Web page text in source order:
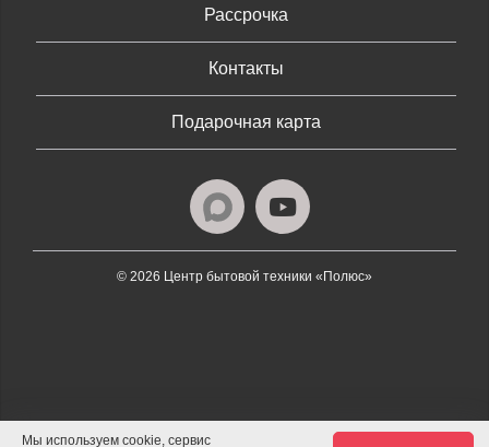
Рассрочка
Контакты
Подарочная карта
© 2026 Центр бытовой техники «Полюс»
Мы используем cookie, сервис